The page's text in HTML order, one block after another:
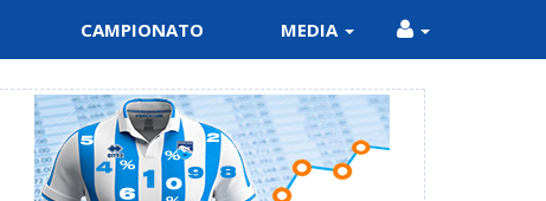
CAMPIONATO MEDIA